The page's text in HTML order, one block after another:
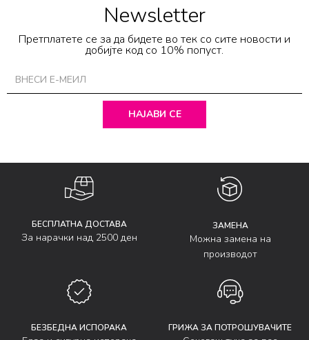
Newsletter
Претплатете се за да бидете во тек со сите новости и
добијте код со 10% попуст.
НАЈАВИ СЕ
БЕСПЛАТНА ДОСТАВА
За нарачки над 2500 ден
ЗАМЕНА
Можна замена на
производот
БЕЗБЕДНА ИСПОРАКА ГРИЖА ЗА ПОТРОШУВАЧИТЕ